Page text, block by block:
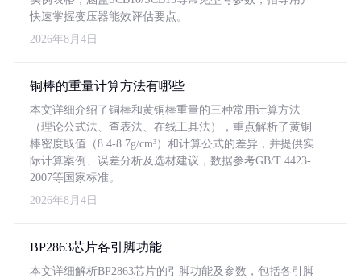
快速掌握变压器能效评估要点。
2026年8月4日
铜棒的重量计算方法有哪些
本文详细介绍了铜棒和黄铜棒重量的三种常用计算方法
（理论公式法、查表法、在线工具法），重点解析了黄铜
棒密度取值（8.4-8.7g/cm³）和计算公式的差异，并提供实
际计算案例、误差分析及选材建议，数据参考GB/T 4423-
2007等国家标准。
2026年8月4日
BP2863芯片各引脚功能
本文详细解析BP2863芯片的引脚功能及参数，包括各引脚